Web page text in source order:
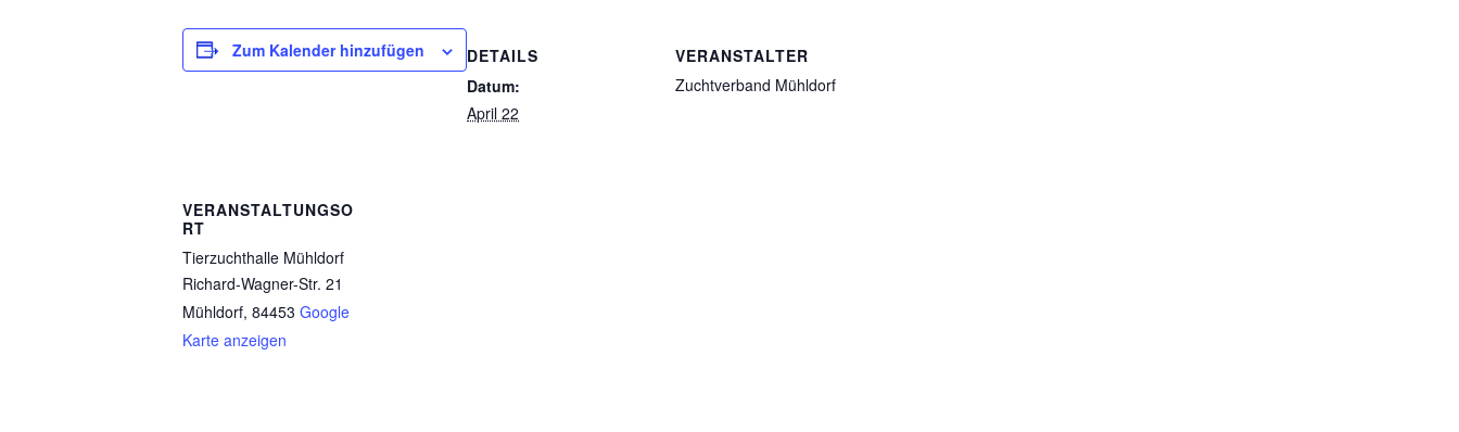
Zum Kalender hinzufügen
DETAILS
Datum:
April 22
VERANSTALTER
Zuchtverband Mühldorf
VERANSTALTUNGSO
RT
Tierzuchthalle Mühldorf
Richard-Wagner-Str. 21
Mühldorf, 84453 Google
Karte anzeigen